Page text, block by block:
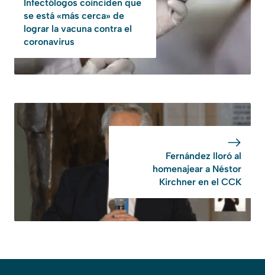
Infectólogos coinciden que
se está «más cerca» de
lograr la vacuna contra el
coronavirus
Fernández lloró al
homenajear a Néstor
Kirchner en el CCK